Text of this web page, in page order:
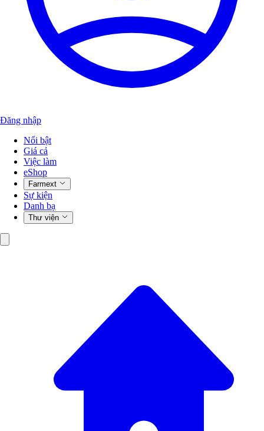
Đăng nhập
Nổi bật
Giá cả
Việc làm
eShop
Farmext
Sự kiện
Danh bạ
Thư viện